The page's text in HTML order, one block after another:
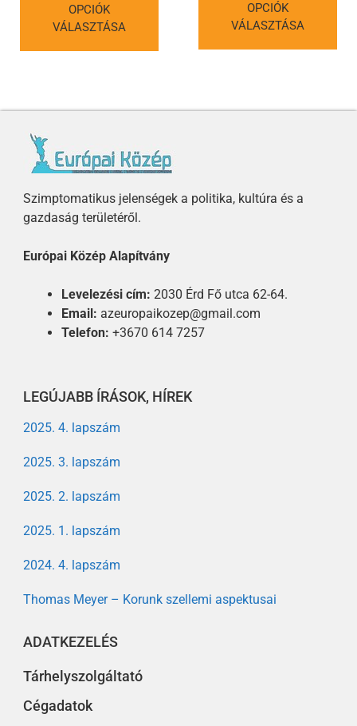
OPCIÓK
VÁLASZTÁSA
OPCIÓK
VÁLASZTÁSA
Szimptomatikus jelenségek a politika, kultúra és a
gazdaság területéről.
Európai Közép Alapítvány
Levelezési cím: 2030 Érd Fő utca 62-64.
Email: azeuropaikozep@gmail.com
Telefon: +3670 614 7257
LEGÚJABB ÍRÁSOK, HÍREK
2025. 4. lapszám
2025. 3. lapszám
2025. 2. lapszám
2025. 1. lapszám
2024. 4. lapszám
Thomas Meyer – Korunk szellemi aspektusai
ADATKEZELÉS
Tárhelyszolgáltató
Cégadatok